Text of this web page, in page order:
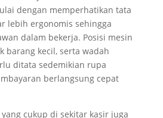
dengan memperhatikan tata
lebih ergonomis sehingga
dalam bekerja. Posisi mesin
barang kecil, serta wadah
ditata sedemikian rupa
berlangsung cepat
cukup di sekitar kasir juga